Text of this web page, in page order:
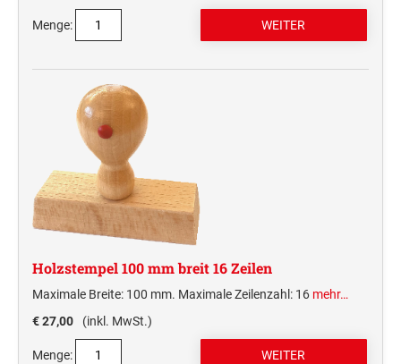
Menge:
Holzstempel 100 mm breit 16 Zeilen
Maximale Breite: 100 mm. Maximale Zeilenzahl: 16 mehr…
€ 27,00
(inkl. MwSt.)
Menge: